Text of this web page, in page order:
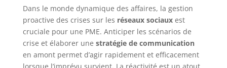
Dans le monde dynamique des affaires, la gestion
proactive des crises sur les réseaux sociauxest
cruciale pour une PME. Anticiper les scénarios de
crise et élaborer une stratégie de communication
en amont permet d’agir rapidement et efficacement